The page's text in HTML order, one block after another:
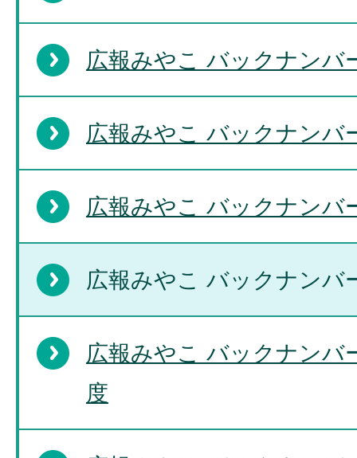
広報みやこ バックナンバ
広報みやこ バックナンバ
広報みやこ バックナンバ
広報みやこ バックナンバ
広報みやこ バックナンバ
度